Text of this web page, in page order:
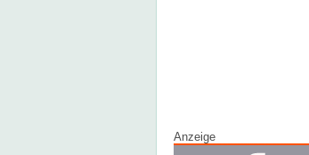
Anzeige